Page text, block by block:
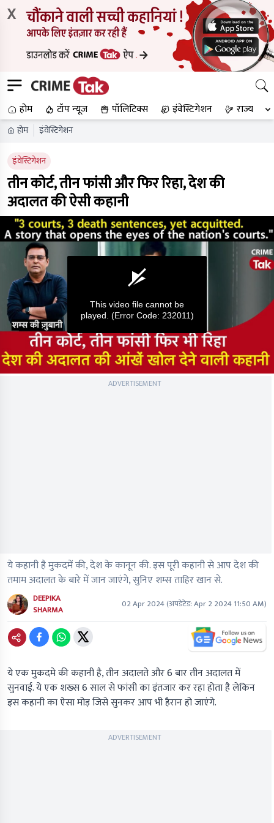
X
होम टॉप न्यूज पॉलिटिक्स इंवेस्टिगेशन राज्य
होम इंवेस्टिगेशन
इंवेस्टिगेशन
तीन कोर्ट, तीन फांसी और फिर रिहा, देश की
अदालत की ऐसी कहानी
This video file cannot be
played. (Error Code: 232011)
ADVERTISEMENT
ये कहानी है मुकदमें की, देश के कानून की. इस पूरी कहानी से आप देश की
तमाम अदालत के बारे में जान जाएंगे, सुनिए शम्स ताहिर खान से.
DEEPIKA
SHARMA
02 Apr 2024(अपडेटेड:Apr 2 2024 11:50 AM)
ये एक मुकदमे की कहानी है, तीन अदालते और 6 बार तीन अदालत में
सुनवाई. ये एक शख्स 6 साल से फांसी का इंतजार कर रहा होता है लेकिन
इस कहानी का ऐसा मोड़ जिसे सुनकर आप भी हैरान हो जाएंगे.
ADVERTISEMENT